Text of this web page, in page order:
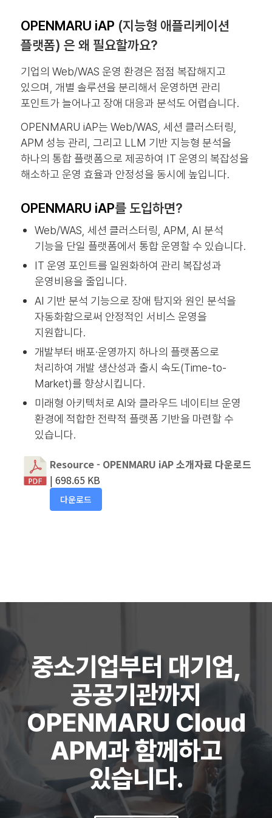
OPENMARU iAP (지능형 애플리케이션
플랫폼) 은 왜 필요할까요?
기업의 Web/WAS 운영 환경은 점점 복잡해지고
있으며, 개별 솔루션을 분리해서 운영하면 관리
포인트가 늘어나고 장애 대응과 분석도 어렵습니다.
OPENMARU iAP는 Web/WAS, 세션 클러스터링,
APM 성능 관리, 그리고 LLM 기반 지능형 분석을
하나의 통합 플랫폼으로 제공하여 IT 운영의 복잡성을
해소하고 운영 효율과 안정성을 동시에 높입니다.
OPENMARU iAP를 도입하면?
Web/WAS, 세션 클러스터링, APM, AI 분석
기능을 단일 플랫폼에서 통합 운영할 수 있습니다.
IT 운영 포인트를 일원화하여 관리 복잡성과
운영비용을 줄입니다.
AI 기반 분석 기능으로 장애 탐지와 원인 분석을
자동화함으로써 안정적인 서비스 운영을
지원합니다.
개발부터 배포·운영까지 하나의 플랫폼으로
처리하여 개발 생산성과 출시 속도(Time-to-
Market)를 향상시킵니다.
미래형 아키텍처로 AI와 클라우드 네이티브 운영
환경에 적합한 전략적 플랫폼 기반을 마련할 수
있습니다.
Resource - OPENMARU iAP 소개자료 다운로드
| 698.65 KB
다운로드
중소기업부터 대기업,
공공기관까지
OPENMARU Cloud
APM과 함께하고
있습니다.